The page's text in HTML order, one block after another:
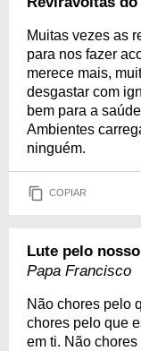
Muitas vezes as
para nos fazer
merece mais,
desgastar com
bem para a
Ambientes
ninguém.
COPIAR
Lute pelo
Papa Francisco
Não chores pelo
chores pelo que
em ti. Não